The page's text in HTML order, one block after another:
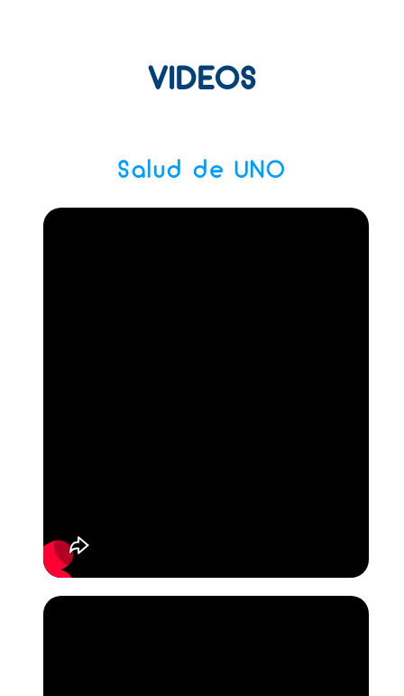
VIDEOS
Salud de UNO